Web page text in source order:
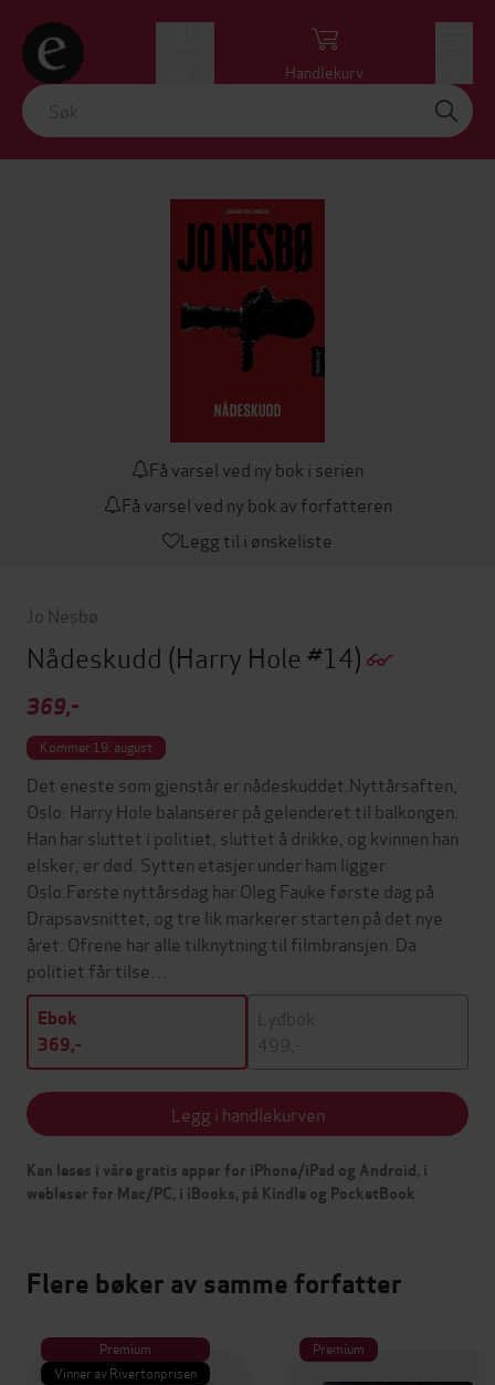
Handlekurv
Få varsel ved ny bok i serien
Få varsel ved ny bok av forfatteren
Legg til i ønskeliste
Jo Nesbø
Nådeskudd (Harry Hole #14)
369,-
Kommer 19. august
Det eneste som gjenstår er nådeskuddet.Nyttårsaften,
Oslo: Harry Hole balanserer på gelenderet til balkongen.
Han har sluttet i politiet, sluttet å drikke, og kvinnen han
elsker, er død. Sytten etasjer under ham ligger
Oslo.Første nyttårsdag har Oleg Fauke første dag på
Drapsavsnittet, og tre lik markerer starten på det nye
året. Ofrene har alle tilknytning til filmbransjen. Da
politiet får tilse…
Ebok
369,-
Lydbok
499,-
Legg i handlekurven
Kan leses i våre gratis apper for iPhone/iPad og Android, i
webleser for Mac/PC, i iBooks, på Kindle og PocketBook
Flere bøker av samme forfatter
Premium
Vinner av Rivertonprisen
Premium